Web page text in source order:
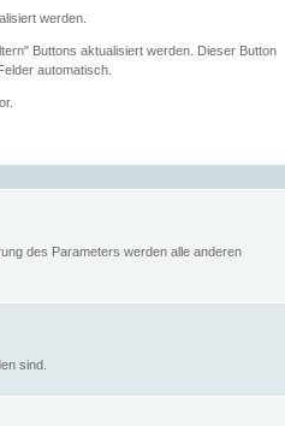
werden.
Buttons aktualisiert werden. Dieser Button
automatisch.
des Parameters werden alle anderen
sind.